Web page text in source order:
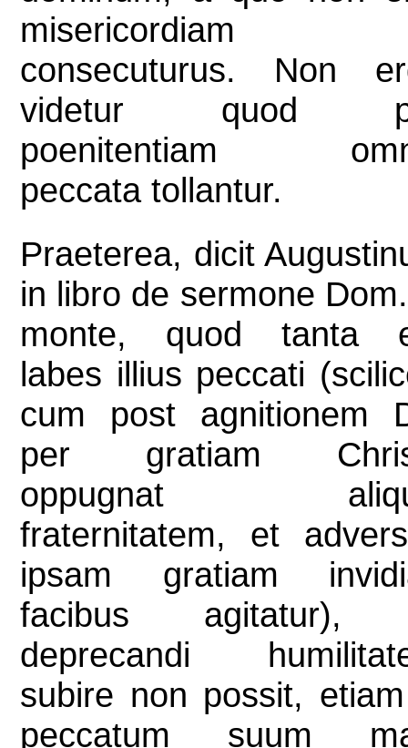
misericordiam
consecuturus. Non
videtur quod
poenitentiam
peccata tollantur.
Praeterea, dicit
in libro de sermone
monte, quod tanta
labes illius peccati
cum post agnitionem
per gratiam
oppugnat
fraternitatem, et
ipsam gratiam
facibus agitatur),
deprecandi
subire non possit,
peccatum suum